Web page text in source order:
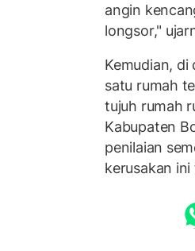
angin
longsor,"
Kemudian,
satu rumah
tujuh rumah
Kabupaten
penilaian
kerusakan